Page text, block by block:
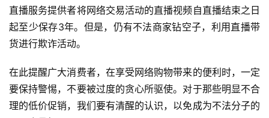
直播服务提供者将网络交易活动的直播视频自直播结束之日
起至少保存3年。但是，仍有不法商家钻空子，利用直播带
货进行欺诈活动。
在此提醒广大消费者，在享受网络购物带来的便利时，一定
要保持警惕，不要被过度的贪心所驱使。对于那些明显不合
理的低价促销，我们要有清醒的认识，以免成为不法分子的